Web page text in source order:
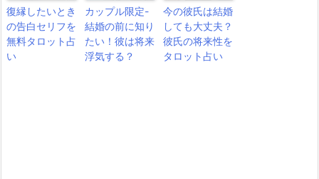
復縁したいとき
の告白セリフを
無料タロット占
い
カップル限定-
結婚の前に知り
たい！彼は将来
浮気する？
今の彼氏は結婚
しても大丈夫？
彼氏の将来性を
タロット占い